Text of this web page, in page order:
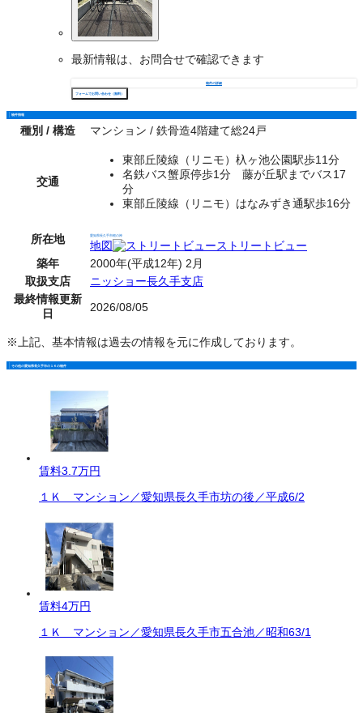
最新情報は、お問合せで確認できます
物件の詳細
フォームでお問い合わせ（無料）
物件情報
種別 / 構造 マンション / 鉄骨造4階建て総24戸
交通
東部丘陵線（リニモ）杁ヶ池公園駅歩11分
名鉄バス蟹原停歩1分 藤が丘駅までバス17
分
東部丘陵線（リニモ）はなみずき通駅歩16分
所在地 愛知県長久手市根の神
地図
ストリートビュー
築年
2000年(平成12年) 2月
取扱支店
ニッショー長久手支店
最終情報更新
日
2026/08/05
※上記、基本情報は過去の情報を元に作成しております。
その他の愛知県長久手市の１Ｋの物件
賃料3.7万円
１Ｋ マンション／愛知県長久手市坊の後／平成6/2
賃料4万円
１Ｋ マンション／愛知県長久手市五合池／昭和63/1